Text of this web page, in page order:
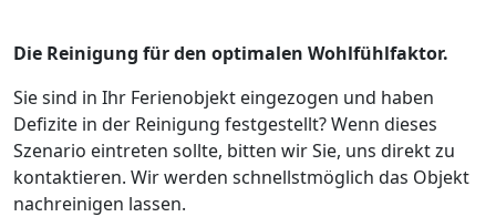
Die Reinigung für den optimalen Wohlfühlfaktor.
Sie sind in Ihr Ferienobjekt eingezogen und haben
Defizite in der Reinigung festgestellt? Wenn dieses
Szenario eintreten sollte, bitten wir Sie, uns direkt zu
kontaktieren. Wir werden schnellstmöglich das Objekt
nachreinigen lassen.